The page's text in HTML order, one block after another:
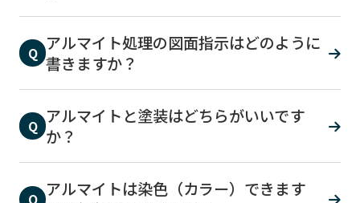
Q アルマイト処理の図面指示はどのように
書きますか？
Q アルマイトと塗装はどちらがいいです
か？
Q アルマイトは染色（カラー）できます